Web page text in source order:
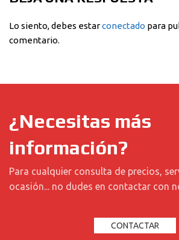
Lo siento, debes estarconectado para
comentario.
¿Necesitas más
información?
Para cualquier consulta de precios,
ocasión... no dudes en contactar con
CONTACTAR